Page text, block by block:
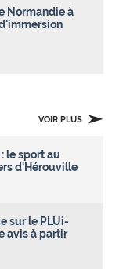
Normandie à
VOIR PLUS
le sport au
d'Hérouville
sur le PLUi-
avis à partir